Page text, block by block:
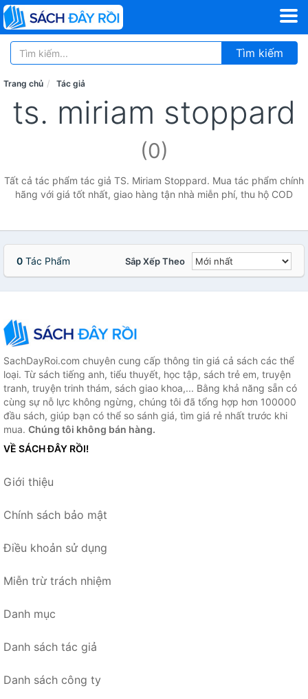
Tìm kiếm
Trang chủ Tác giả
ts. miriam stoppard
(0)
Tất cả tác phẩm tác giả TS. Miriam Stoppard. Mua tác phẩm chính
hãng với giá tốt nhất, giao hàng tận nhà miễn phí, thu hộ COD
0 Tác Phẩm Sắp Xếp Theo
SachDayRoi.com chuyên cung cấp thông tin giá cả sách các thể
loại. Từ sách tiếng anh, tiểu thuyết, học tập, sách trẻ em, truyện
tranh, truyện trinh thám, sách giao khoa,... Bằng khả năng sẵn có
cùng sự nỗ lực không ngừng, chúng tôi đã tổng hợp hơn 100000
đầu sách, giúp bạn có thể so sánh giá, tìm giá rẻ nhất trước khi
mua. Chúng tôi không bán hàng.
VỀ SÁCH ĐÂY RỒI!
Giới thiệu
Chính sách bảo mật
Điều khoản sử dụng
Miễn trừ trách nhiệm
Danh mục
Danh sách tác giả
Danh sách công ty